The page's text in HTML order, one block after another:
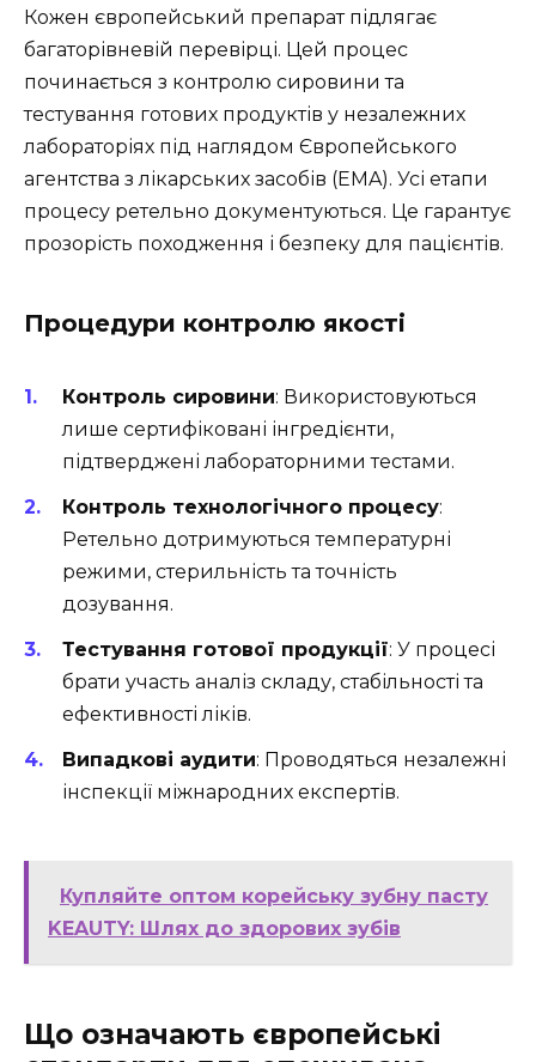
Кожен європейський препарат підлягає
багаторівневій перевірці. Цей процес
починається з контролю сировини та
тестування готових продуктів у незалежних
лабораторіях під наглядом Європейського
агентства з лікарських засобів (EMA). Усі етапи
процесу ретельно документуються. Це гарантує
прозорість походження і безпеку для пацієнтів.
Процедури контролю якості
Контроль сировини: Використовуються
лише сертифіковані інгредієнти,
підтверджені лабораторними тестами.
Контроль технологічного процесу:
Ретельно дотримуються температурні
режими, стерильність та точність
дозування.
Тестування готової продукції: У процесі
брати участь аналіз складу, стабільності та
ефективності ліків.
Випадкові аудити: Проводяться незалежні
інспекції міжнародних експертів.
Купляйте оптом корейську зубну пасту
KEAUTY: Шлях до здорових зубів
Що означають європейські